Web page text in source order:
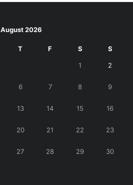
August 2026
T F S S
1 2
6 7 8 9
13 14 15 16
20 21 22 23
27 28 29 30